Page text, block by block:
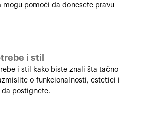
mogu pomoći da donesete pravu
i stil
i stil kako biste znali šta tačno
o funkcionalnosti, estetici i
postignete.